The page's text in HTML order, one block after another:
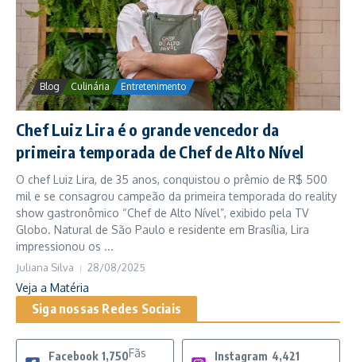
Blog Culinária Entretenimento
Chef Luiz Lira é o grande vencedor da
primeira temporada de Chef de Alto Nível
O chef Luiz Lira, de 35 anos, conquistou o prêmio de R$ 500
mil e se consagrou campeão da primeira temporada do reality
show gastronômico “Chef de Alto Nível”, exibido pela TV
Globo. Natural de São Paulo e residente em Brasília, Lira
impressionou os ...
Juliana Silva 28/08/2025
Veja a Matéria
Siga nossas Redes Sociais
Facebook 1,750Fãs
Instagram 4,421